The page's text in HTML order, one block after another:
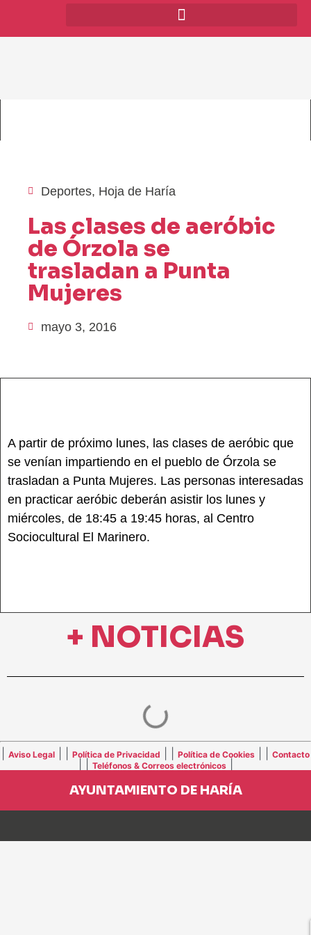
Deportes, Hoja de Haría
Las clases de aeróbic
de Órzola se
trasladan a Punta
Mujeres
mayo 3, 2016
A partir de próximo lunes, las clases de aeróbic que
se venían impartiendo en el pueblo de Órzola se
trasladan a Punta Mujeres. Las personas interesadas
en practicar aeróbic deberán asistir los lunes y
miércoles, de 18:45 a 19:45 horas, al Centro
Sociocultural El Marinero.
+ NOTICIAS
Aviso Legal Política de Privacidad Política de Cookies Contacto
Teléfonos & Correos electrónicos|
AYUNTAMIENTO DE HARÍA